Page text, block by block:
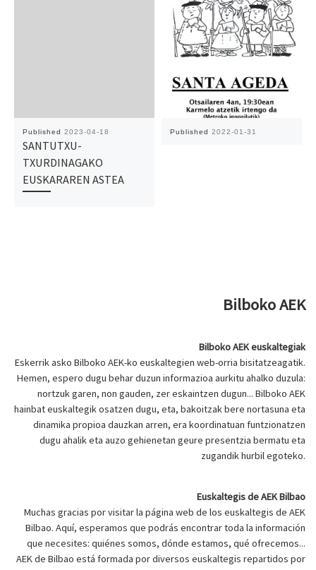
Published 2023-04-18
SANTUTXU-
TXURDINAGAKO
EUSKARAREN ASTEA
Published 2022-01-31
Bilboko AEK
Bilboko AEK euskaltegiak
Eskerrik asko Bilboko AEK-ko euskaltegien web-orria bisitatzeagatik.
Hemen, espero dugu behar duzun informazioa aurkitu ahalko duzula:
nortzuk garen, non gauden, zer eskaintzen dugun... Bilboko AEK
hainbat euskaltegik osatzen dugu, eta, bakoitzak bere nortasuna eta
dinamika propioa dauzkan arren, era koordinatuan funtzionatzen
dugu ahalik eta auzo gehienetan geure presentzia bermatu eta
zugandik hurbil egoteko.
Euskaltegis de AEK Bilbao
Muchas gracias por visitar la página web de los euskaltegis de AEK
Bilbao. Aquí, esperamos que podrás encontrar toda la información
que necesites: quiénes somos, dónde estamos, qué ofrecemos...
AEK de Bilbao está formada por diversos euskaltegis repartidos por